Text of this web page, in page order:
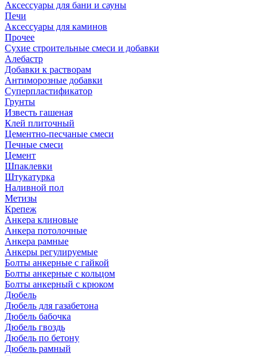
Аксессуары для бани и сауны
Печи
Аксессуары для каминов
Прочее
Сухие строительные смеси и добавки
Алебастр
Добавки к растворам
Антиморозные добавки
Суперпластификатор
Грунты
Известь гашеная
Клей плиточный
Цементно-песчаные смеси
Печные смеси
Цемент
Шпаклевки
Штукатурка
Наливной пол
Метизы
Крепеж
Анкера клиновые
Анкера потолочные
Анкера рамные
Анкеры регулируемые
Болты анкерные с гайкой
Болты анкерные с кольцом
Болты анкерный с крюком
Дюбель
Дюбель для газабетона
Дюбель бабочка
Дюбель гвоздь
Дюбель по бетону
Дюбель рамный